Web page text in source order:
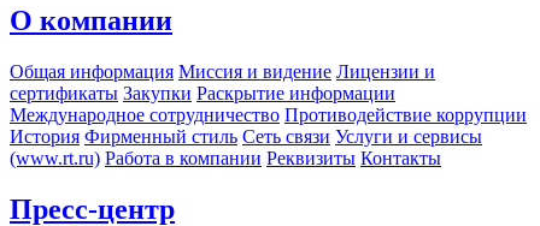
О компании
Общая информация Миссия и видение Лицензии и
сертификаты Закупки Раскрытие информации
Международное сотрудничество Противодействие коррупции
История Фирменный стиль Сеть связи Услуги и сервисы
(www.rt.ru) Работа в компании Реквизиты Контакты
Пресс-центр